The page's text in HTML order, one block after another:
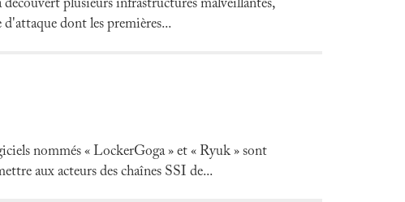
plusieurs infrastructures malveillantes,
d'attaque dont les premières...
nommés « LockerGoga » et « Ryuk » sont
aux acteurs des chaînes SSI de...